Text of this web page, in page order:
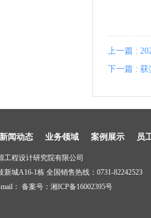
上一篇 :
下一篇 : 获
新闻动态 业务领域 案例展示 员
工程设计研究院有限公司
城A16-1栋 全国销售热线：0731-82242523
： 备案号： 湘ICP备16002395号